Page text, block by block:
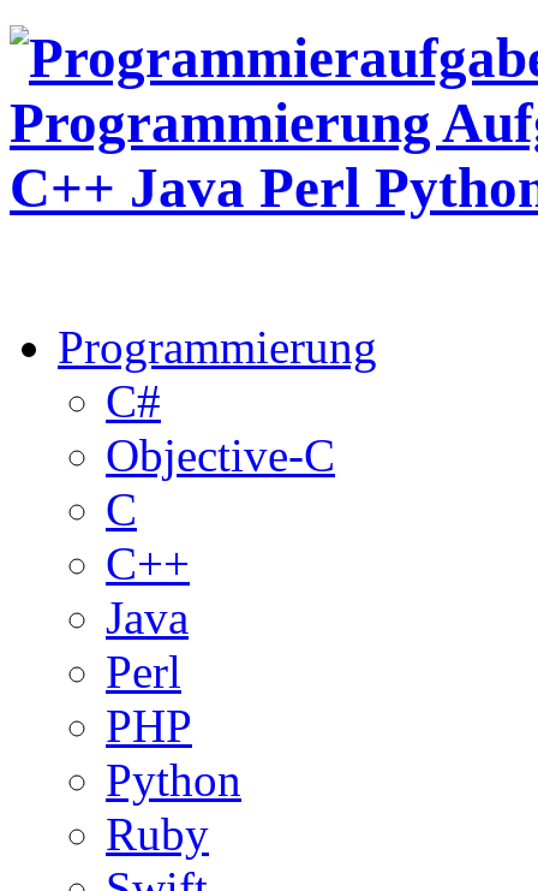
Programmierung
C#
Objective-C
C
C++
Java
Perl
PHP
Python
Ruby